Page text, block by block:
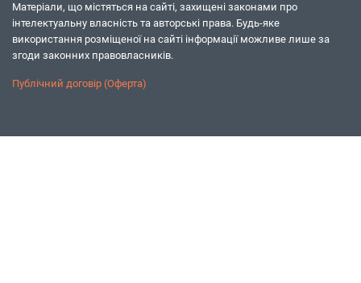
Матеріали, що містяться на сайті, захищені законами про
інтелектуальну власність та авторські права. Будь-яке
використання розміщеної на сайті інформації можливе лише за
згоди законних правовласників.
Публічний договір (Оферта)